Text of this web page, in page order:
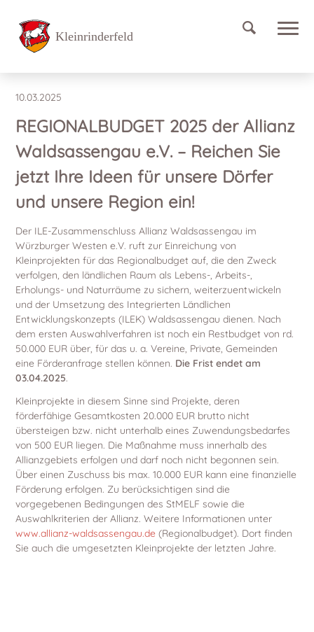
Reichen Sie jetzt Ihre Ideen für unsere Dörfer und unsere
Region ein! Neuigkeiten
10.03.2025
REGIONALBUDGET 2025 der Allianz
Waldsassengau e.V. – Reichen Sie
jetzt Ihre Ideen für unsere Dörfer
und unsere Region ein!
Der ILE-Zusammenschluss Allianz Waldsassengau im
Würzburger Westen e.V. ruft zur Einreichung von
Kleinprojekten für das Regionalbudget auf, die den Zweck
verfolgen, den ländlichen Raum als Lebens-, Arbeits-,
Erholungs- und Naturräume zu sichern, weiterzuentwickeln
und der Umsetzung des Integrierten Ländlichen
Entwicklungskonzepts (ILEK) Waldsassengau dienen. Nach
dem ersten Auswahlverfahren ist noch ein Restbudget von rd.
50.000 EUR über, für das u. a. Vereine, Private, Gemeinden
eine Förderanfrage stellen können. Die Frist endet am
03.04.2025.
Kleinprojekte in diesem Sinne sind Projekte, deren
förderfähige Gesamtkosten 20.000 EUR brutto nicht
übersteigen bzw. nicht unterhalb eines Zuwendungsbedarfes
von 500 EUR liegen. Die Maßnahme muss innerhalb des
Allianzgebiets erfolgen und darf noch nicht begonnen sein.
Über einen Zuschuss bis max. 10.000 EUR kann eine finanzielle
Förderung erfolgen. Zu berücksichtigen sind die
vorgegebenen Bedingungen des StMELF sowie die
Auswahlkriterien der Allianz. Weitere Informationen unter
www.allianz-waldsassengau.de (Regionalbudget). Dort finden
Sie auch die umgesetzten Kleinprojekte der letzten Jahre.